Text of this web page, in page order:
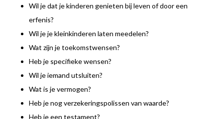
Wil je dat je kinderen genieten bij leven of door een
erfenis?
Wil je je kleinkinderen laten meedelen?
Wat zijn je toekomstwensen?
Heb je specifieke wensen?
Wil je iemand utsluiten?
Wat is je vermogen?
Heb je nog verzekeringspolissen van waarde?
Heb je een testament?